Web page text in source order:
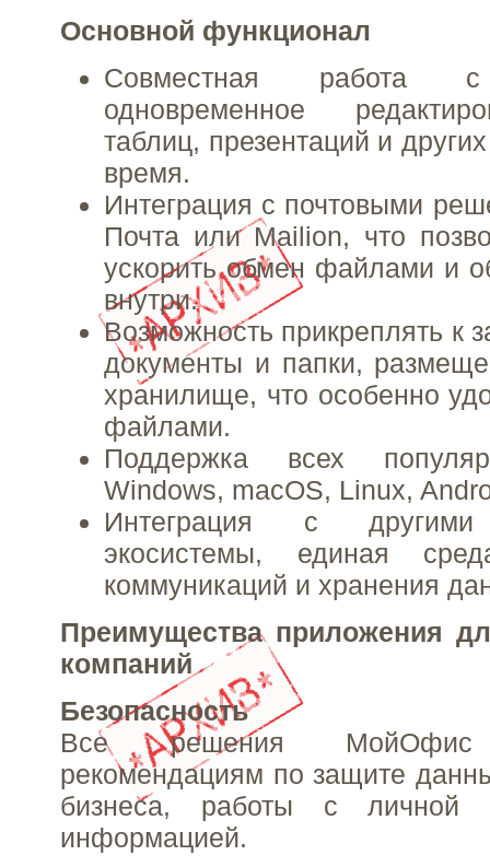
Основной функционал
Совместная работа с
одновременное
таблиц, презентаций и
время.
Интеграция с почтовыми
Почта или Mailion, что
ускорить обмен файлами и
внутри.
Возможность прикреплять к
документы и папки,
хранилище, что особенно
файлами.
Поддержка всех
Windows, macOS, Linux,
Интеграция с другими
экосистемы, единая
коммуникаций и хранения
Преимущества приложения
компаний
Безопасность
Все решения МойОфис
рекомендациям по защите
бизнеса, работы с личной
информацией.